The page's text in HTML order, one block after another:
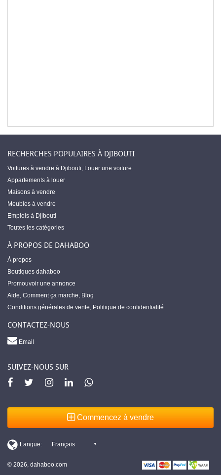
RECHERCHES POPULAIRES À DJIBOUTI
Voitures à vendre à Djibouti, Louer une voiture
Appartements à louer
Maisons à vendre
Meubles à vendre
Emplois à Djibouti
Toutes les catégories
À PROPOS DE DAHABOO
À propos
Boutiques dahaboo
Promouvoir une annonce
Aide, Comment ça marche, Blog
Conditions générales de vente, Politique de confidentialité
CONTACTEZ-NOUS
Email
SUIVEZ-NOUS SUR
Commencez à vendre
© 2026, dahaboo.com